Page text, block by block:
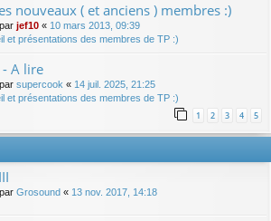
nouveaux ( et anciens ) membres :)
jef10 « 10 mars 2013, 09:39
et présentations des membres de TP :)
- A lire
supercook « 14 juil. 2025, 21:25
et présentations des membres de TP :)
1 2 3 4 5
Grosound « 13 nov. 2017, 14:18